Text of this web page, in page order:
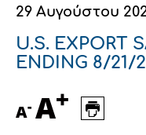
Οικονομικά
Εταιρική
Καινοτομία
Εξαγωγές
Συνέδρια
Ευφυής
Εκκόκκιση
παραγωγού
Αλυσίδα
Εταιρικά
29 Αυγούστου
U.S. EXPORT
ENDING 8/21/
A- A+